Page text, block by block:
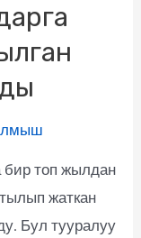
бир топ жылдан
жаткан
Бул тууралуу